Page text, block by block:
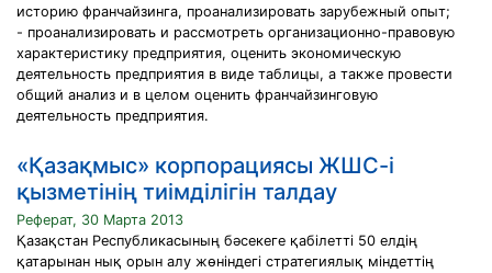
историю франчайзинга, проанализировать зарубежный опыт;
- проанализировать и рассмотреть организационно-правовую
характеристику предприятия, оценить экономическую
деятельность предприятия в виде таблицы, а также провести
общий анализ и в целом оценить франчайзинговую
деятельность предприятия.
«Қазақмыс» корпорациясы ЖШС-і
қызметінің тиімділігін талдау
Реферат, 30 Марта 2013
Қазақстан Республикасының бәсекеге қабілетті 50 елдің
қатарынан нық орын алу жөніндегі стратегиялық міндеттің